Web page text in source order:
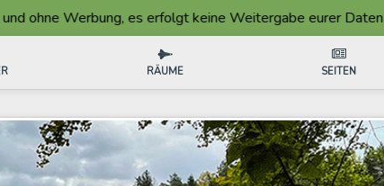
es erfolgt keine Weitergabe eurer Daten an Dritte.
RÄUME SEITEN